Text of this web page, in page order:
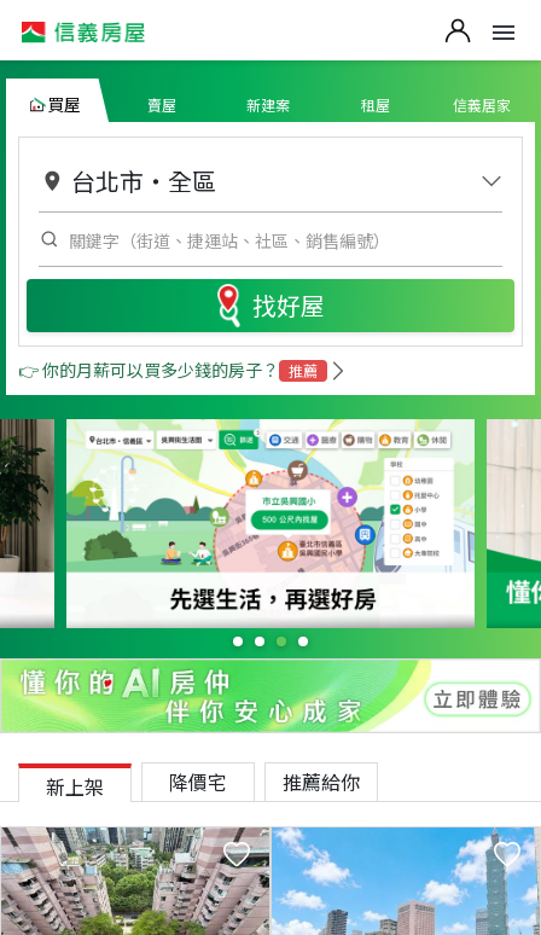
買屋 賣屋 新建案 租屋 信義居家
台北市 ・ 全區
找好屋
👉 你的月薪可以買多少錢的房子？ 推薦
新上架 降價宅 推薦給你